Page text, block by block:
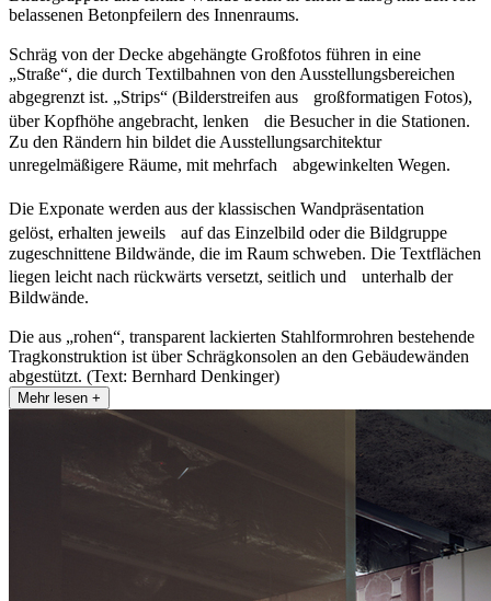
belassenen Betonpfeilern des Innenraums.
Schräg von der Decke abgehängte Großfotos führen in eine
„Straße“, die durch Textilbahnen von den Ausstellungsbereichen
abgegrenzt ist. „Strips“ (Bilderstreifen aus großformatigen Fotos),
über Kopfhöhe angebracht, lenken die Besucher in die Stationen.
Zu den Rändern hin bildet die Ausstellungsarchitektur
unregelmäßigere Räume, mit mehrfach abgewinkelten Wegen.
Die Exponate werden aus der klassischen Wandpräsentation
gelöst, erhalten jeweils auf das Einzelbild oder die Bildgruppe
zugeschnittene Bildwände, die im Raum schweben. Die Textflächen
liegen leicht nach rückwärts versetzt, seitlich und unterhalb der
Bildwände.
Die aus „rohen“, transparent lackierten Stahlformrohren bestehende
Tragkonstruktion ist über Schrägkonsolen an den Gebäudewänden
abgestützt. (Text: Bernhard Denkinger)
Mehr lesen +